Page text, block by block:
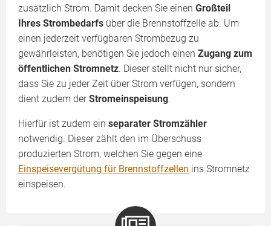
zusätzlich Strom. Damit decken Sie einen Großteil
Ihres Strombedarfs über die Brennstoffzelle ab. Um
einen jederzeit verfügbaren Strombezug zu
gewährleisten, benötigen Sie jedoch einen Zugang zum
öffentlichen Stromnetz. Dieser stellt nicht nur sicher,
dass Sie zu jeder Zeit über Strom verfügen, sondern
dient zudem derStromeinspeisung.
Hierfür ist zudem ein separater Stromzähler
notwendig. Dieser zählt den im Überschuss
produzierten Strom, welchen Sie gegen eine
Einspeisevergütung für Brennstoffzellen ins Stromnetz
einspeisen.